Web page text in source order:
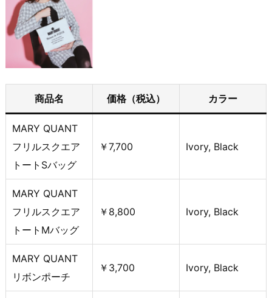
商品名 価格（税込） カラー
MARY QUANT
フリルスクエア
トートSバッグ
￥7,700 Ivory, Black
MARY QUANT
フリルスクエア
トートMバッグ
￥8,800 Ivory, Black
MARY QUANT
リボンポーチ
￥3,700 Ivory, Black